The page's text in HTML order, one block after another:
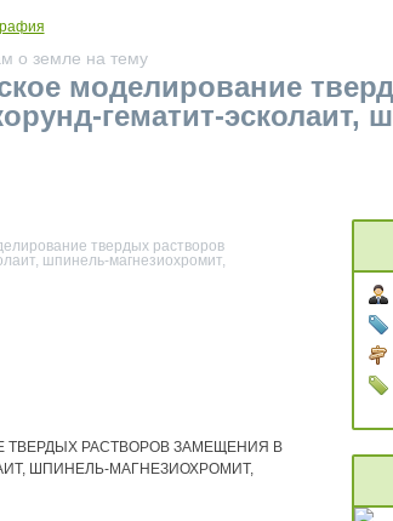
о земле на тему
моделирование
гематит-эсколаит,
твердых растворов
шпинель-магнезиохромит,
РАСТВОРОВ ЗАМЕЩЕНИЯ В
ШПИНЕЛЬ-МАГНЕЗИОХРОМИТ,